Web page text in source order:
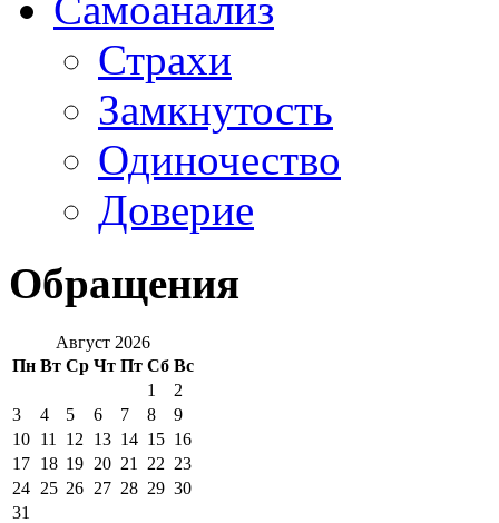
Самоанализ
Страхи
Замкнутость
Одиночество
Доверие
Обращения
Август 2026
Пн Вт Ср Чт Пт Сб Вс
1
2
3
4 5 6 7 8
9
10 11 12 13 14 15 16
17 18 19 20 21 22 23
24 25 26 27 28 29 30
31